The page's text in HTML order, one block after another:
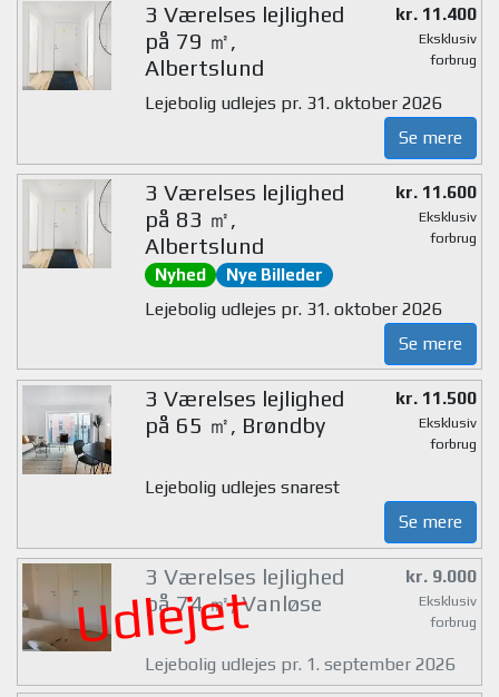
3 Værelses lejlighed
på 79 ㎡,
Albertslund
kr. 11.400
Eksklusiv
forbrug
Lejebolig udlejes pr. 31. oktober 2026
Se mere
3 Værelses lejlighed
på 83 ㎡,
Albertslund
Nyhed Nye Billeder
kr. 11.600
Eksklusiv
forbrug
Lejebolig udlejes pr. 31. oktober 2026
Se mere
3 Værelses lejlighed
på 65 ㎡, Brøndby
kr. 11.500
Eksklusiv
forbrug
Lejebolig udlejes snarest
Se mere
Udlejet
3 Værelses lejlighed
på 74 ㎡, Vanløse
kr. 9.000
Eksklusiv
forbrug
Lejebolig udlejes pr. 1. september 2026